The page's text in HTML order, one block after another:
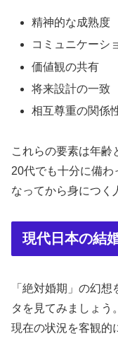
精神的な成熟度
コミュニケーシ
価値観の共有
将来設計の一致
相互尊重の関係
これらの要素は年齢
20代でも十分に備わ
なってから身につく
現代日本の結
「絶対婚期」の幻
タを見てみましょう
現在の状況を客観的